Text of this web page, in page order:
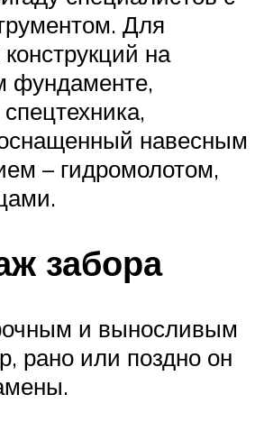
Для
на
фундаменте,
оснащенный навесным
– гидромолотом,
забора
и выносливым
рано или поздно он